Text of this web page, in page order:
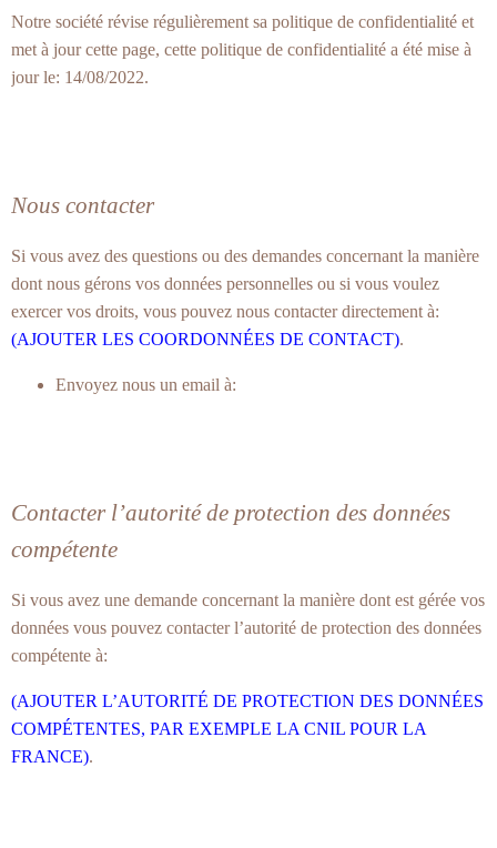
Notre société révise régulièrement sa politique de confidentialité et
met à jour cette page, cette politique de confidentialité a été mise à
jour le: 14/08/2022.
Nous contacter
Si vous avez des questions ou des demandes concernant la manière
dont nous gérons vos données personnelles ou si vous voulez
exercer vos droits, vous pouvez nous contacter directement à:
(AJOUTER LES COORDONNÉES DE CONTACT).
Envoyez nous un email à:
Contacter l’autorité de protection des données
compétente
Si vous avez une demande concernant la manière dont est gérée vos
données vous pouvez contacter l’autorité de protection des données
compétente à:
(AJOUTER L’AUTORITÉ DE PROTECTION DES DONNÉES
COMPÉTENTES, PAR EXEMPLE LA CNIL POUR LA
FRANCE).